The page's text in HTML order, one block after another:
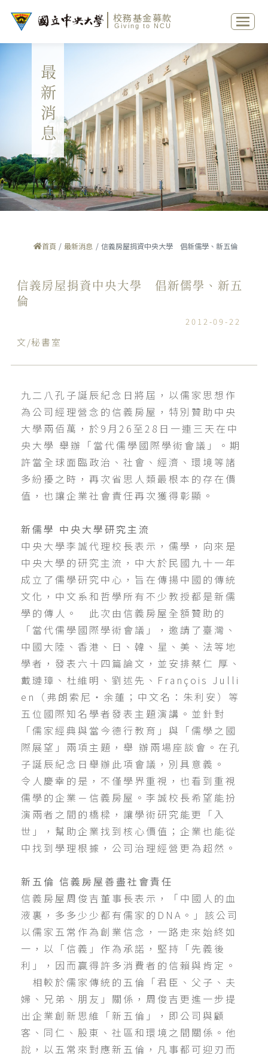
校務基金募款
Giving to NCU
最新消息
首頁 最新消息 信義房屋捐資中央大學 倡新儒學、新五倫
信義房屋捐資中央大學 倡新儒學、新五
倫
2012-09-22
文/秘書室
九二八孔子誕辰紀念日將屆，以儒家思想作
為公司經理營念的信義房屋，特別贊助中央
大學兩佰萬，於9月26至28日一連三天在中
央大學 舉辦「當代儒學國際學術會議」。期
許當全球面臨政治、社會、經濟、環境等諸
多紛擾之時，再次省思人類最根本的存在價
值，也讓企業社會責任再次獲得彰顯。
新儒學 中央大學研究主流
中央大學李誠代理校長表示，儒學，向來是
中央大學的研究主流，中大於民國九十一年
成立了儒學研究中心，旨在傳揚中國的傳統
文化，中文系和哲學所有不少教授都是新儒
學的傳人。 此次由信義房屋全額贊助的
「當代儒學國際學術會議」，邀請了臺灣、
中國大陸、香港、日、韓、星、美、法等地
學者，發表六十四篇論文，並安排蔡仁 厚、
戴璉璋、杜維明、劉述先、François Julli
en（弗朗索尼‧余蓮；中文名：朱利安）等
五位國際知名學者發表主題演講。並針對
「儒家經典與當今德行教育」與「儒學之國
際展望」兩項主題，舉 辦兩場座談會。在孔
子誕辰紀念日舉辦此項會議，別具意義。
令人慶幸的是，不僅學界重視，也看到重視
儒學的企業－信義房屋。李誠校長希望能扮
演兩者之間的橋樑，讓學術研究能更「入
世」，幫助企業找到核心價值；企業也能從
中找到學理根據，公司治理經營更為超然。
新五倫 信義房屋善盡社會責任
信義房屋周俊吉董事長表示，「中國人的血
液裏，多多少少都有儒家的DNA。」該公司
以儒家五常作為創業信念，一路走來始終如
一，以「信義」作為承諾，堅持「先義後
利」，因而贏得許多消費者的信賴與肯定。
相較於儒家傳統的五倫「君臣、父子、夫
婦、兄弟、朋友」關係，周俊吉更進一步提
出企業創新思維「新五倫」，即公司與顧
客、同仁、股東、社區和環境之間關係。他
說，以五常來對應新五倫，凡事都可迎刃而